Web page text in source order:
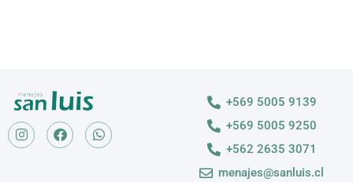
+569 5005 9139
+569 5005 9250
+562 2635 3071
menajes@sanluis.cl